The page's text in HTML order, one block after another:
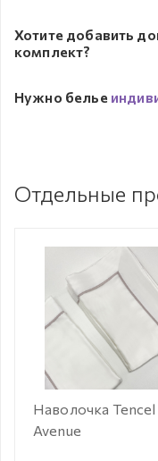
Хотите добавить
комплект?
Нужно белье
Отдельные
Наволочка Tencel
Avenue